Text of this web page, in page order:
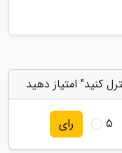
کنید" امتیاز دهید
5 رای